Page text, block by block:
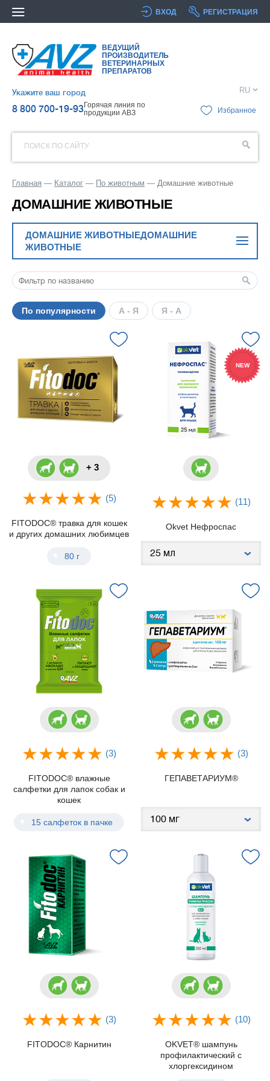
ВХОД РЕГИСТРАЦИЯ
ВЕДУЩИЙ
ПРОИЗВОДИТЕЛЬ
ВЕТЕРИНАРНЫХ
ПРЕПАРАТОВ
Укажите ваш город
8 800 700-19-93Горячая линия по
продукции АВЗ
RU
Избранное
ПОИСК ПО САЙТУ
Главная Каталог По животным Домашние животные
ДОМАШНИЕ ЖИВОТНЫЕ
ДОМАШНИЕ ЖИВОТНЫЕДОМАШНИЕ
ЖИВОТНЫЕ
По популярности А - Я Я - А
+ 3
(5)
FITODOC® травка для кошек
и других домашних любимцев
80 г
NEW
(11)
Okvet Нефроспас
(3)
FITODOC® влажные
салфетки для лапок собак и
кошек
15 салфеток в пачке
(3)
ГЕПАВЕТАРИУМ®
(3)
FITODOC® Карнитин
(10)
OKVET® шампунь
профилактический с
хлоргексидином